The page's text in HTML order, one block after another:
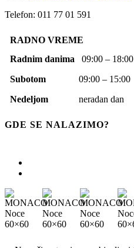
Telefon: 011 77 01 591
RADNO VREME
Radnim danima 09:00 – 18:00
Subotom 09:00 – 15:00
Nedeljom neradan dan
GDE SE NALAZIMO?